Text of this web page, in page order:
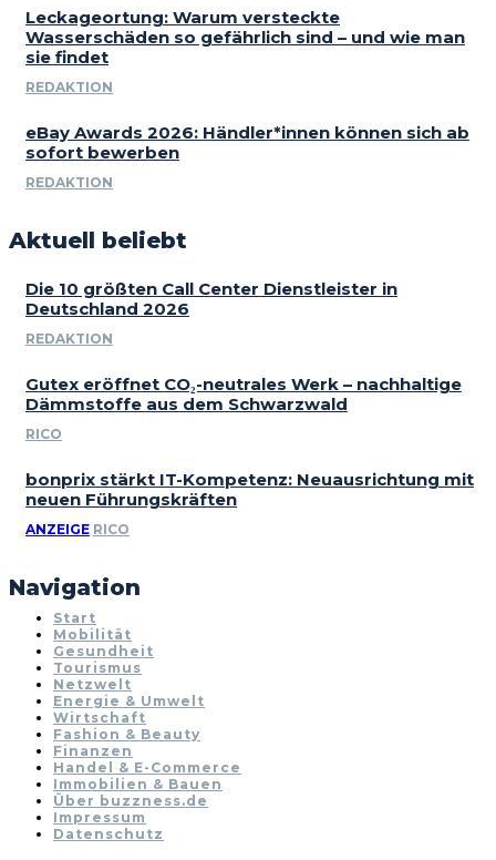
Leckageortung: Warum versteckte
Wasserschäden so gefährlich sind – und wie man
sie findet
REDAKTION
eBay Awards 2026: Händler*innen können sich ab
sofort bewerben
REDAKTION
Aktuell beliebt
Die 10 größten Call Center Dienstleister in
Deutschland 2026
REDAKTION
Gutex eröffnet CO₂-neutrales Werk – nachhaltige
Dämmstoffe aus dem Schwarzwald
RICO
bonprix stärkt IT-Kompetenz: Neuausrichtung mit
neuen Führungskräften
ANZEIGE RICO
Navigation
Start
Mobilität
Gesundheit
Tourismus
Netzwelt
Energie & Umwelt
Wirtschaft
Fashion & Beauty
Finanzen
Handel & E-Commerce
Immobilien & Bauen
Über buzzness.de
Impressum
Datenschutz